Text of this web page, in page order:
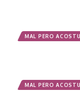
MAL PERO
MAL PERO